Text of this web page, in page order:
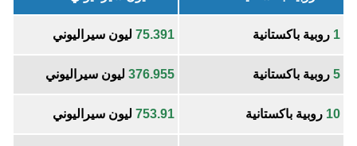
1 روبية باكستانية 75.391 ليون سيراليوني
5 روبية باكستانية 376.955 ليون سيراليوني
10 روبية باكستانية 753.91 ليون سيراليوني